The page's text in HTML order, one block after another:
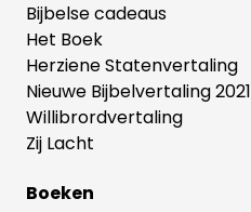
Bijbelse cadeaus
Het Boek
Herziene Statenvertaling
Nieuwe Bijbelvertaling 2021
Willibrordvertaling
Zij Lacht
Boeken